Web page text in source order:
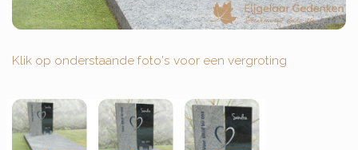
Klik op onderstaande foto's voor een vergroting